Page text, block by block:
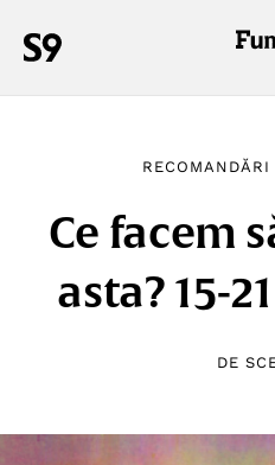
RECOMANDĂRI
Ce facem
asta? 15-
DE